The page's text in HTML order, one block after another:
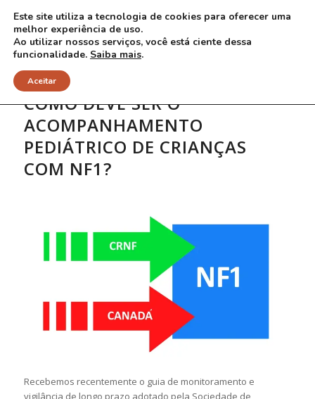
COMO DEVE SER O
ACOMPANHAMENTO
PEDIÁTRICO DE CRIANÇAS
COM NF1?
Recebemos recentemente o guia de monitoramento e
Este site utiliza a tecnologia de cookies para oferecer uma
melhor experiência de uso.
Ao utilizar nossos serviços, você está ciente dessa
funcionalidade. Saiba mais.
Aceitar